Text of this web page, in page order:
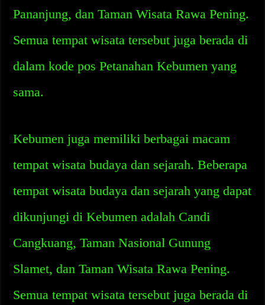
Pananjung, dan Taman Wisata Rawa Pening.
Semua tempat wisata tersebut juga berada di
dalam kode pos Petanahan Kebumen yang
sama.
Kebumen juga memiliki berbagai macam
tempat wisata budaya dan sejarah. Beberapa
tempat wisata budaya dan sejarah yang dapat
dikunjungi di Kebumen adalah Candi
Cangkuang, Taman Nasional Gunung
Slamet, dan Taman Wisata Rawa Pening.
Semua tempat wisata tersebut juga berada di